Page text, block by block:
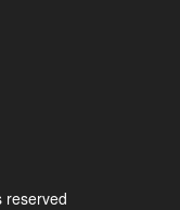
reserved